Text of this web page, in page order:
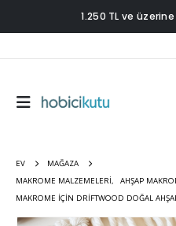
1.250 TL ve üzerine
EV
MAĞAZA
MAKROME MALZEMELERI,
AHŞAP
MAKROME İÇIN DRIFTWOOD DOĞAL